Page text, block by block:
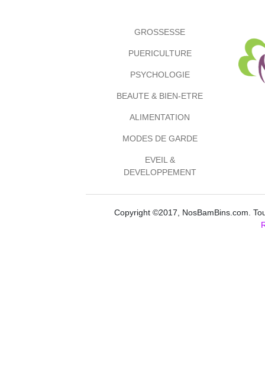
GROSSESSE
PUERICULTURE
PSYCHOLOGIE
BEAUTE & BIEN-ETRE
ALIMENTATION
MODES DE GARDE
EVEIL &
DEVELOPPEMENT
Copyright ©2017, NosBamBins.com.